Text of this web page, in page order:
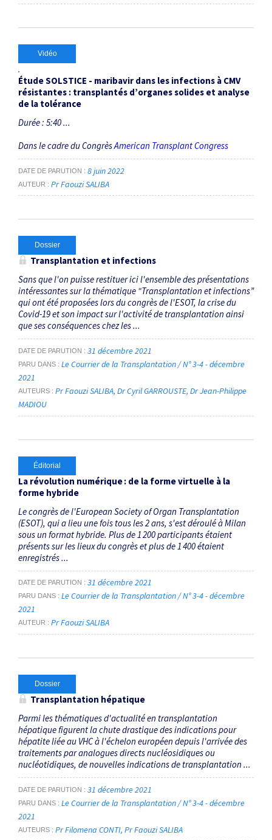
Vidéo
Étude SOLSTICE - maribavir dans les infections à CMV
résistantes : transplantés d’organes solides et analyse
de la tolérance
Durée : 5:40 ...
Dans le cadre du CongrèsAmerican Transplant Congress
DATE DE PARUTION 8 juin 2022
AUTEUR Pr Faouzi SALIBA
Dossier
Transplantation et infections
Sans que l'on puisse restituer ici l'ensemble des présentations
intéressantes sur la thématique “Transplantation et infections”
qui ont été proposées lors du congrès de l'ESOT, la crise du
Covid-19 et son impact sur l'activité de transplantation ainsi
que ses conséquences chez les ...
DATE DE PARUTION 31 décembre 2021
PARU DANS
Le Courrier de la Transplantation / N° 3-4 - décembre
2021
AUTEURS Pr Faouzi SALIBA Dr Cyril GARROUSTE Dr Jean-Philippe
MADIOU
Éditorial
La révolution numérique : de la forme virtuelle à la
forme hybride
Le congrès de l'European Society of Organ Transplantation
(ESOT), qui a lieu une fois tous les 2 ans, s'est déroulé à Milan
sous un format hybride. Plus de 1 200 participants étaient
présents sur les lieux du congrès et plus de 1 400 étaient
enregistrés ...
DATE DE PARUTION 31 décembre 2021
PARU DANS
Le Courrier de la Transplantation / N° 3-4 - décembre
2021
AUTEUR Pr Faouzi SALIBA
Dossier
Transplantation hépatique
Parmi les thématiques d'actualité en transplantation
hépatique figurent la chute drastique des indications pour
hépatite liée au VHC à l'échelon européen depuis l'arrivée des
traitements par analogues directs nucléosidiques ou
nucléotidiques, de nouvelles indications de transplantation ...
DATE DE PARUTION 31 décembre 2021
PARU DANS
Le Courrier de la Transplantation / N° 3-4 - décembre
2021
AUTEURS Pr Filomena CONTI Pr Faouzi SALIBA